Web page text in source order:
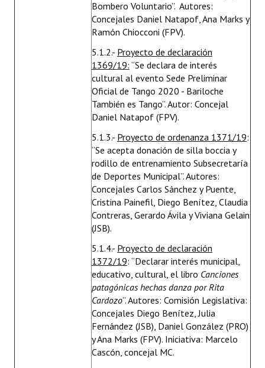
Bombero Voluntario”. Autores:
Concejales Daniel Natapof, Ana Marks y
Ramón Chiocconi (FPV).
5.1.2.- Proyecto de declaración
1369/19: “Se declara de interés
cultural al evento Sede Preliminar
Oficial de Tango 2020 - Bariloche
También es Tango”. Autor: Concejal
Daniel Natapof (FPV).
5.1.3.- Proyecto de ordenanza 1371/19:
“Se acepta donación de silla boccia y
rodillo de entrenamiento Subsecretaría
de Deportes Municipal”. Autores:
Concejales Carlos Sánchez y Puente,
Cristina Painefil, Diego Benítez, Claudia
Contreras, Gerardo Ávila y Viviana Gelain
(JSB).
5.1.4.- Proyecto de declaración
1372/19: “Declarar interés municipal,
educativo, cultural, el libro Canciones
patagónicas hechas danza por Rita
Cardozo”. Autores: Comisión Legislativa:
Concejales Diego Benítez, Julia
Fernández (JSB), Daniel González (PRO)
y Ana Marks (FPV). Iniciativa: Marcelo
Cascón, concejal MC.